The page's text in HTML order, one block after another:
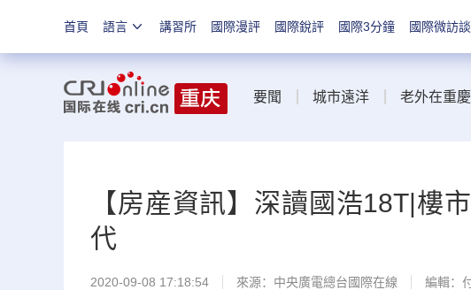
首頁 語言 講習所 國際漫評 國際銳評 國際3分鐘 國際微訪談
要聞 城市遠洋 老外在重慶
【房産資訊】深讀國浩18T|樓
代
2020-09-08 17:18:54 來源： 中央廣電總台國際在線 編輯：